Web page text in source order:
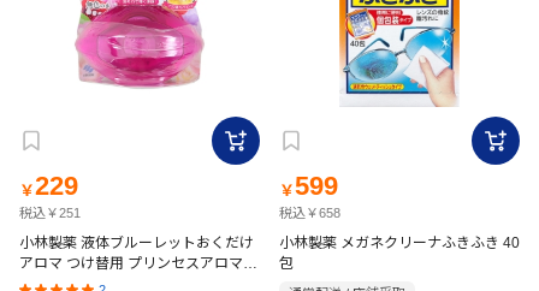
￥229
税込￥251
小林製薬 液体ブルーレットおくだけ
アロマ つけ替用 プリンセスアロマの
香り 70ml
￥599
税込￥658
小林製薬 メガネクリーナふきふき 40
包